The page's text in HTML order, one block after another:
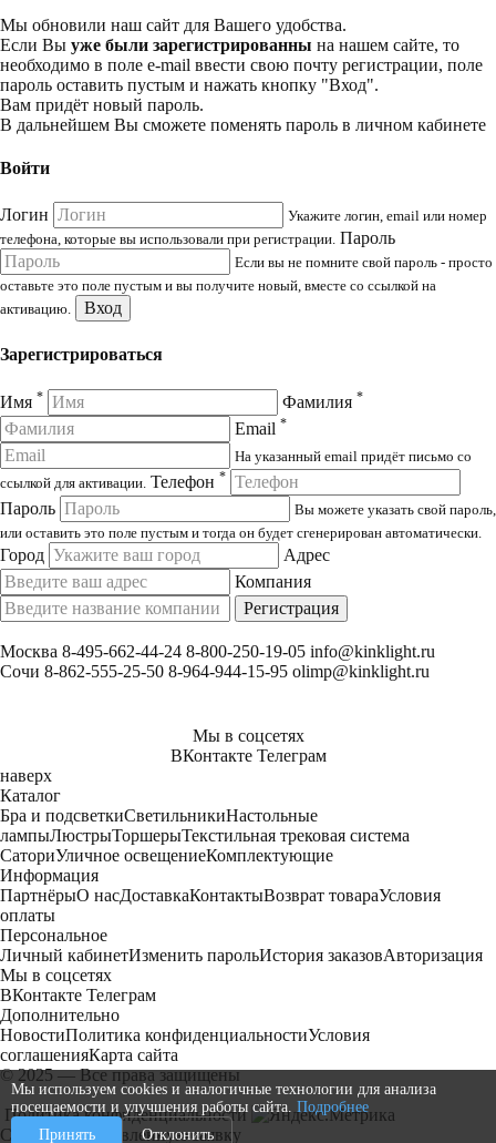
Мы обновили наш сайт для Вашего удобства.
Если Вы уже были зарегистрированны на нашем сайте, то
необходимо в поле e-mail ввести свою почту регистрации, поле
пароль оставить пустым и нажать кнопку "Вход".
Вам придёт новый пароль.
В дальнейшем Вы сможете поменять пароль в личном кабинете
Войти
Логин
Укажите логин, email или номер
телефона, которые вы использовали при регистрации. Пароль
Если вы не помните свой пароль - просто
оставьте это поле пустым и вы получите новый, вместе со ссылкой на
активацию.
Вход
Зарегистрироваться
Имя * Фамилия *
Email *
На указанный email придёт письмо со
ссылкой для активации. Телефон *
Пароль
Вы можете указать свой пароль,
или оставить это поле пустым и тогда он будет сгенерирован автоматически.
Город
Адрес
Компания
Регистрация
Москва 8-495-662-44-24 8-800-250-19-05 info@kinklight.ru
Сочи 8-862-555-25-50 8-964-944-15-95 olimp@kinklight.ru
Мы в соцсетях
ВКонтакте Телеграм
наверх
Каталог
Бра и подсветкиСветильникиНастольные
лампыЛюстрыТоршерыТекстильная трековая система
СаториУличное освещениеКомплектующие
Информация
ПартнёрыО насДоставкаКонтактыВозврат товараУсловия
оплаты
Персональное
Личный кабинетИзменить парольИстория заказовАвторизация
Мы в соцсетях
ВКонтакте Телеграм
Дополнительно
НовостиПолитика конфиденциальностиУсловия
соглашенияКарта сайта
© 2025 — Все права защищены
Политика конфиденциальности
Спасибо за оставленную заявку
Мы используем cookies и аналогичные технологии для анализа
посещаемости и улучшения работы сайта. Подробнее
Принять
Отклонить